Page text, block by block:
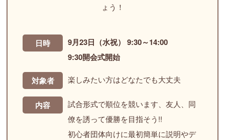
ょう！
日時
9月23日（水祝） 9:30～14:00
9:30開会式開始
対象者 楽しみたい方はどなたでも大丈夫
内容
試合形式で順位を競います、友人、同
僚を誘って優勝を目指そう!!
初心者団体向けに最初簡単に説明やデ